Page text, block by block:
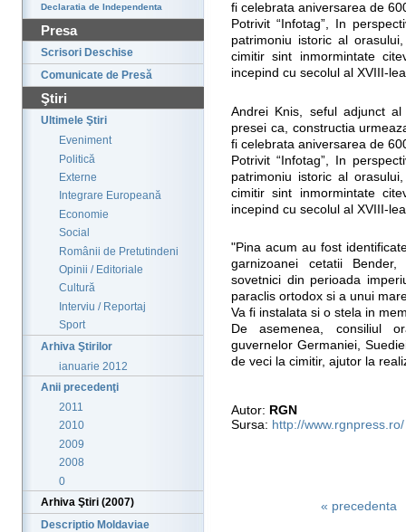
Declaratia de Independenta
Presa
Scrisori Deschise
Comunicate de Presă
Ştiri
Ultimele Ştiri
Eveniment
Politică
Externe
Integrare Europeană
Economie
Social
Românii de Pretutindeni
Opinii / Editoriale
Cultură
Interviu / Reportaj
Sport
Arhiva Ştirilor
ianuarie 2012
Anii precedenţi
2011
2010
2009
2008
0
Arhiva Ştiri (2007)
Descriptio Moldaviae
fi celebrata aniversarea de
Potrivit “Infotag”, In
patrimoniu istoric al
cimitir sint inmormintate
incepind cu secolul al XVIII-
Andrei Knis, seful adjunct
presei ca, constructia
fi celebrata aniversarea de
Potrivit “Infotag”, In
patrimoniu istoric al
cimitir sint inmormintate
incepind cu secolul al XVIII-
"Pina acum au fost
garnizoanei cetatii
sovetnici din perioada
paraclis ortodox si a unui
Va fi instalata si o stela in
De asemenea, consiliul
guvernelor Germaniei,
de veci la cimitir, ajutor la
Autor: RGN
Sursa: http://www.rgnpress.ro/
« precedenta